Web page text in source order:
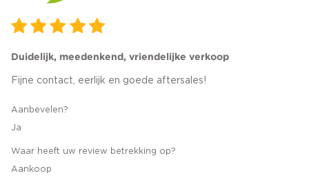
Duidelijk, meedenkend, vriendelijke verkoop
Fijne contact, eerlijk en goede aftersales!
Aanbevelen?
Ja
Waar heeft uw review betrekking op?
Aankoop